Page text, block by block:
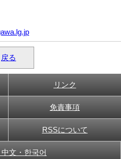
戻る
リンク
免責事項
RSSについて
文・한국어